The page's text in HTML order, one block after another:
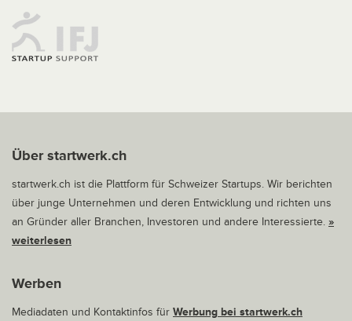
Über startwerk.ch
startwerk.ch ist die Plattform für Schweizer Startups. Wir berichten
über junge Unternehmen und deren Entwicklung und richten uns
an Gründer aller Branchen, Investoren und andere Interessierte. »
weiterlesen
Werben
Mediadaten und Kontaktinfos für Werbung bei startwerk.ch